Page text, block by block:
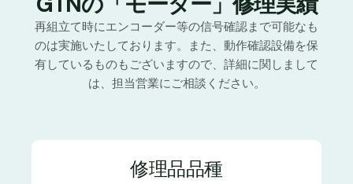
再組立て時にエンコーダー等の信号確認まで可能なも
のは実施いたしております。また、動作確認設備を保
有しているものもございますので、詳細に関しまして
は、担当営業にご相談ください。
修理品品種